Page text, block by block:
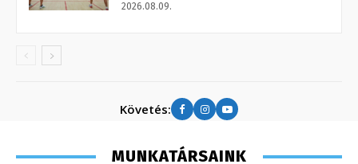
2026.08.09.
Követés:
MUNKATÁRSAINK